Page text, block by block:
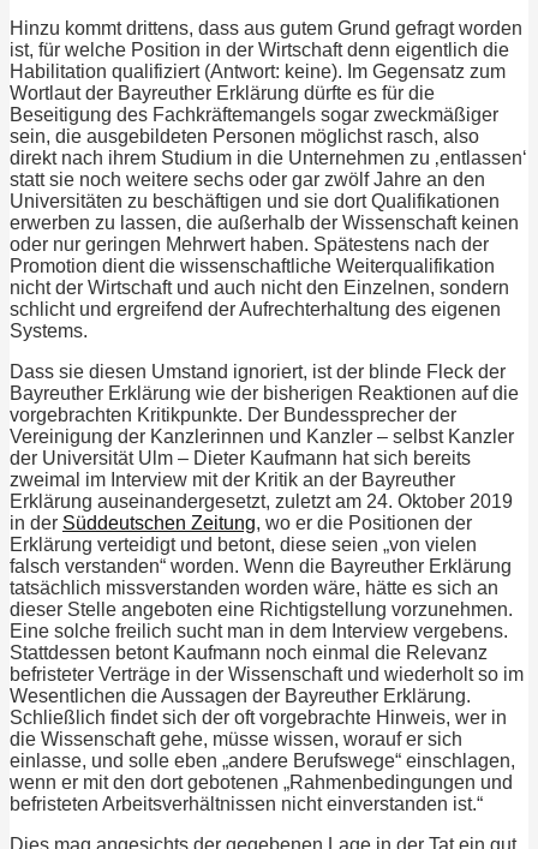
Hinzu kommt drittens, dass aus gutem Grund gefragt worden
ist, für welche Position in der Wirtschaft denn eigentlich die
Habilitation qualifiziert (Antwort: keine). Im Gegensatz zum
Wortlaut der Bayreuther Erklärung dürfte es für die
Beseitigung des Fachkräftemangels sogar zweckmäßiger
sein, die ausgebildeten Personen möglichst rasch, also
direkt nach ihrem Studium in die Unternehmen zu ‚entlassen‘
statt sie noch weitere sechs oder gar zwölf Jahre an den
Universitäten zu beschäftigen und sie dort Qualifikationen
erwerben zu lassen, die außerhalb der Wissenschaft keinen
oder nur geringen Mehrwert haben. Spätestens nach der
Promotion dient die wissenschaftliche Weiterqualifikation
nicht der Wirtschaft und auch nicht den Einzelnen, sondern
schlicht und ergreifend der Aufrechterhaltung des eigenen
Systems.
Dass sie diesen Umstand ignoriert, ist der blinde Fleck der
Bayreuther Erklärung wie der bisherigen Reaktionen auf die
vorgebrachten Kritikpunkte. Der Bundessprecher der
Vereinigung der Kanzlerinnen und Kanzler – selbst Kanzler
der Universität Ulm – Dieter Kaufmann hat sich bereits
zweimal im Interview mit der Kritik an der Bayreuther
Erklärung auseinandergesetzt, zuletzt am 24. Oktober 2019
in der Süddeutschen Zeitung, wo er die Positionen der
Erklärung verteidigt und betont, diese seien „von vielen
falsch verstanden“ worden. Wenn die Bayreuther Erklärung
tatsächlich missverstanden worden wäre, hätte es sich an
dieser Stelle angeboten eine Richtigstellung vorzunehmen.
Eine solche freilich sucht man in dem Interview vergebens.
Stattdessen betont Kaufmann noch einmal die Relevanz
befristeter Verträge in der Wissenschaft und wiederholt so im
Wesentlichen die Aussagen der Bayreuther Erklärung.
Schließlich findet sich der oft vorgebrachte Hinweis, wer in
die Wissenschaft gehe, müsse wissen, worauf er sich
einlasse, und solle eben „andere Berufswege“ einschlagen,
wenn er mit den dort gebotenen „Rahmenbedingungen und
befristeten Arbeitsverhältnissen nicht einverstanden ist.“